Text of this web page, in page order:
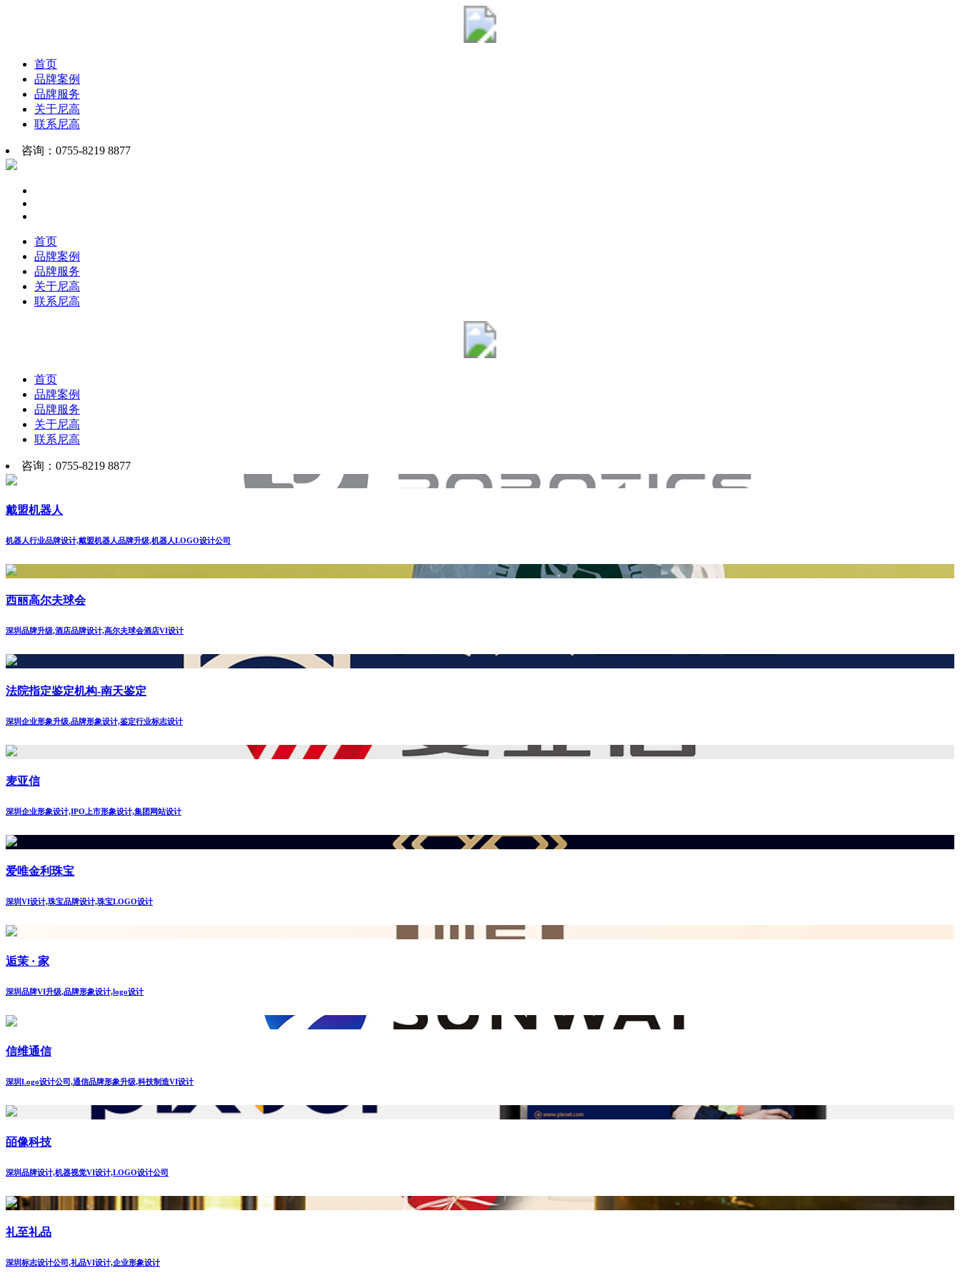
首页
品牌案例
品牌服务
关于尼高
联系尼高
咨询：0755-8219 8877
首页
品牌案例
品牌服务
关于尼高
联系尼高
首页
品牌案例
品牌服务
关于尼高
联系尼高
咨询：0755-8219 8877
戴盟机器人
机器人行业品牌设计,戴盟机器人品牌升级,机器人LOGO设计公司
西丽高尔夫球会
深圳品牌升级,酒店品牌设计,高尔夫球会酒店VI设计
法院指定鉴定机构-南天鉴定
深圳企业形象升级.品牌形象设计,鉴定行业标志设计
麦亚信
深圳企业形象设计,IPO上市形象设计,集团网站设计
爱唯金利珠宝
深圳VI设计,珠宝品牌设计,珠宝LOGO设计
逅茉 · 家
深圳品牌VI升级,品牌形象设计,logo设计
信维通信
深圳Logo设计公司,通信品牌形象升级,科技制造VI设计
皕像科技
深圳品牌设计,机器视觉VI设计,LOGO设计公司
礼至礼品
深圳标志设计公司,礼品VI设计,企业形象设计